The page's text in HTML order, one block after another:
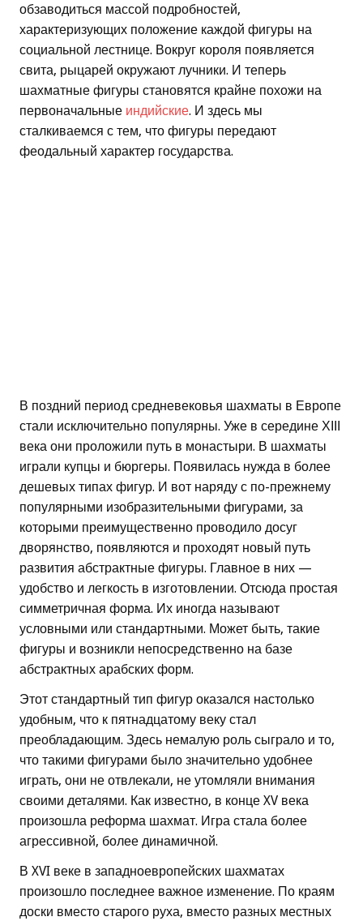
обзаводиться массой подробностей,
характеризующих положение каждой фигуры на
социальной лестнице. Вокруг короля появляется
свита, рыцарей окружают лучники. И теперь
шахматные фигуры становятся крайне похожи на
первоначальные индийские. И здесь мы
сталкиваемся с тем, что фигуры передают
феодальный характер государства.
В поздний период средневековья шахматы в Европе
стали исключительно популярны. Уже в середине ХІІІ
века они проложили путь в монастыри. В шахматы
играли купцы и бюргеры. Появилась нужда в более
дешевых типах фигур. И вот наряду с по-прежнему
популярными изобразительными фигурами, за
которыми преимущественно проводило досуг
дворянство, появляются и проходят новый путь
развития абстрактные фигуры. Главное в них —
удобство и легкость в изготовлении. Отсюда простая
симметричная форма. Их иногда называют
условными или стандартными. Может быть, такие
фигуры и возникли непосредственно на базе
абстрактных арабских форм.
Этот стандартный тип фигур оказался настолько
удобным, что к пятнадцатому веку стал
преобладающим. Здесь немалую роль сыграло и то,
что такими фигурами было значительно удобнее
играть, они не отвлекали, не утомляли внимания
своими деталями. Как известно, в конце XV века
произошла реформа шахмат. Игра стала более
агрессивной, более динамичной.
В XVI веке в западноевропейских шахматах
произошло последнее важное изменение. По краям
доски вместо старого руха, вместо разных местных